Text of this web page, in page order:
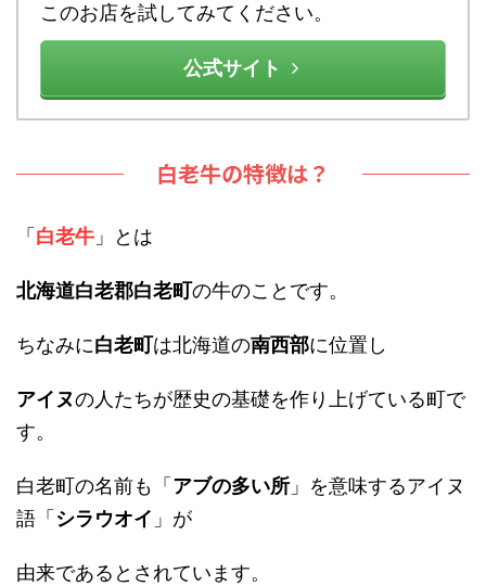
このお店を試してみてください。
公式サイト
白老牛の特徴は？
「 白老牛 」とは
北海道白老郡白老町の牛のことです。
ちなみに白老町は北海道の南西部に位置し
アイヌの人たちが歴史の基礎を作り上げている町で
す。
白老町の名前も「 アブの多い所 」を意味するアイヌ
語「 シラウオイ 」が
由来であるとされています。